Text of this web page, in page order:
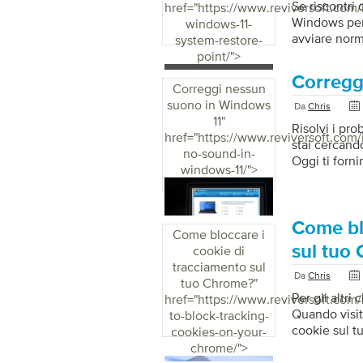
href="https://
windows-11-
system-restore-
point/">
Se riscontri
Windows
avviare
un driver
schermata
precedente
si installa
Correggi nessun
suono in Windows
11"
href="https://
no-sound-in-
windows-11/">
Da Chris
Risolvi i
stai
Oggi ti
volume,
dispositivi
come
Per
Come bloccare i
cookie di
tracciamento sul
tuo Chrome?"
href="https://
to-block-tracking-
cookies-on-your-
chrome/">
Come
sul tuo
Da Chris
Per gli altri
Quando
cookie sul